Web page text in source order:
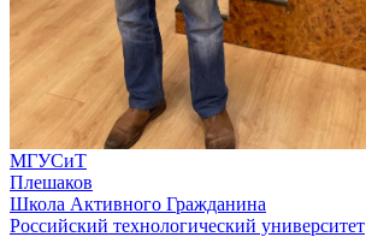
МГУСиТ
Плешаков
Школа Активного Гражданина
Российский технологический университет